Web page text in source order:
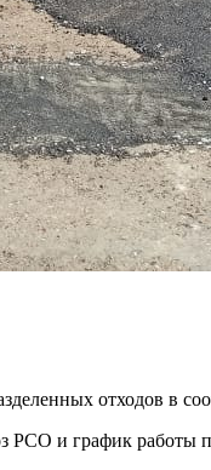
отходов в
РСО и график